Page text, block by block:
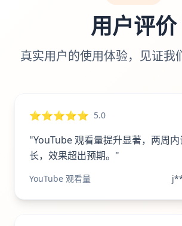
用户评价
真实用户的使用体验，见证我
⭐⭐⭐⭐⭐ 5.0
"YouTube 观看量提升显著，两周
长，效果超出预期。"
YouTube 观看量